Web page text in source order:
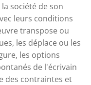
société de son
leurs conditions
transpose ou
les déplace ou les
les options
de l'écrivain
des contraintes et